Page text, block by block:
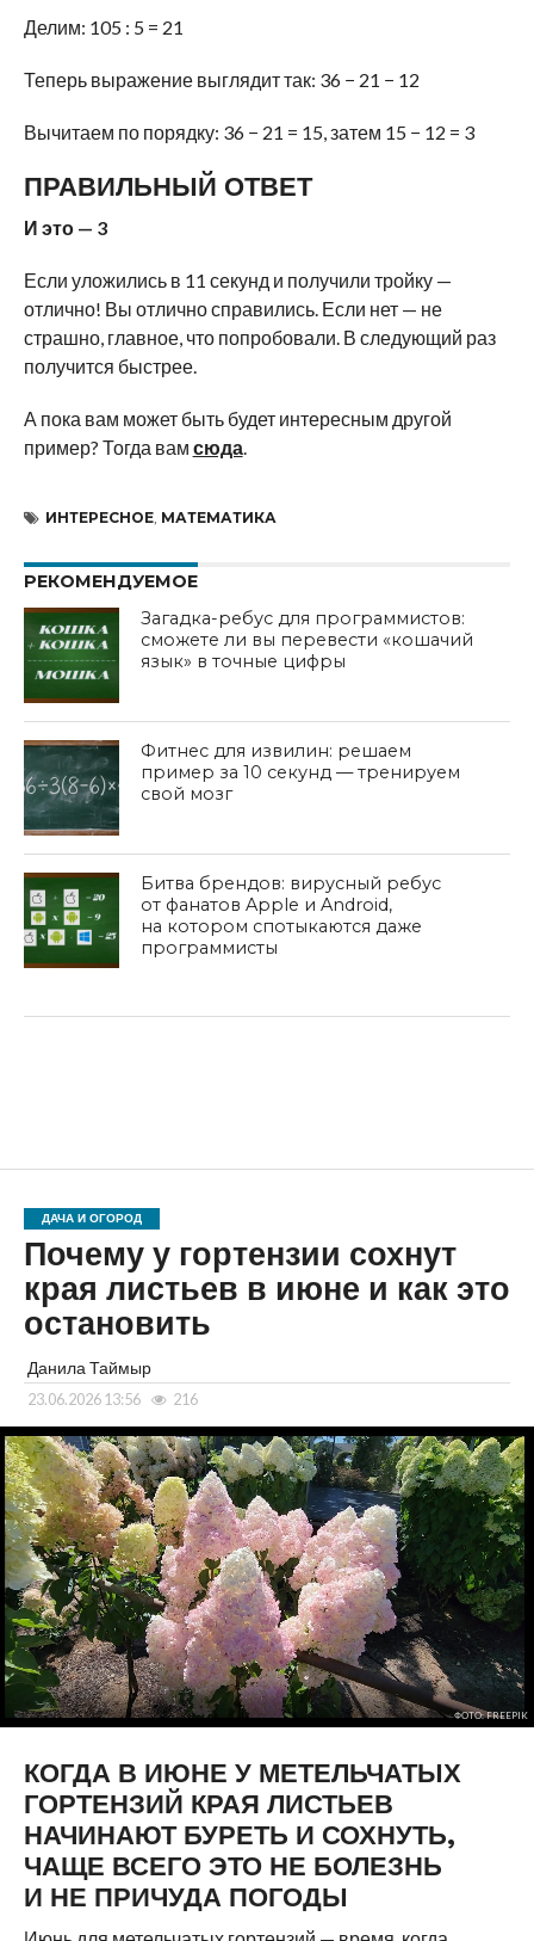
Делим: 105 : 5 = 21
Теперь выражение выглядит так: 36 − 21 − 12
Вычитаем по порядку: 36 − 21 = 15, затем 15 − 12 = 3
ПРАВИЛЬНЫЙ ОТВЕТ
И это — 3
Если уложились в 11 секунд и получили тройку —
отлично! Вы отлично справились. Если нет — не
страшно, главное, что попробовали. В следующий раз
получится быстрее.
А пока вам может быть будет интересным другой
пример? Тогда вам сюда.
ИНТЕРЕСНОЕ, МАТЕМАТИКА
РЕКОМЕНДУЕМОЕ
Загадка-ребус для программистов:
сможете ли вы перевести «кошачий
язык» в точные цифры
Фитнес для извилин: решаем
пример за 10 секунд — тренируем
свой мозг
Битва брендов: вирусный ребус
от фанатов Apple и Android,
на котором спотыкаются даже
программисты
ДАЧА И ОГОРОД
Почему у гортензии сохнут
края листьев в июне и как это
остановить
Данила Таймыр
23.06.2026 13:56 216
ФОТО: FREEPIK
КОГДА В ИЮНЕ У МЕТЕЛЬЧАТЫХ
ГОРТЕНЗИЙ КРАЯ ЛИСТЬЕВ
НАЧИНАЮТ БУРЕТЬ И СОХНУТЬ,
ЧАЩЕ ВСЕГО ЭТО НЕ БОЛЕЗНЬ
И НЕ ПРИЧУДА ПОГОДЫ